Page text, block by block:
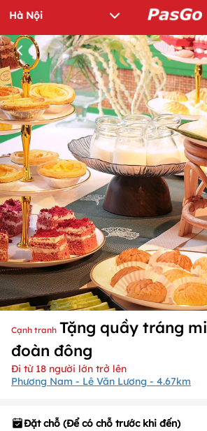
Cạnh tranh Tặng quầy tráng
đoàn đông
Đi từ 18 người lớn trở lên
Phương Nam - Lê Văn Lương - 4.67km
Đặt chỗ (Để có chỗ trước khi đến)